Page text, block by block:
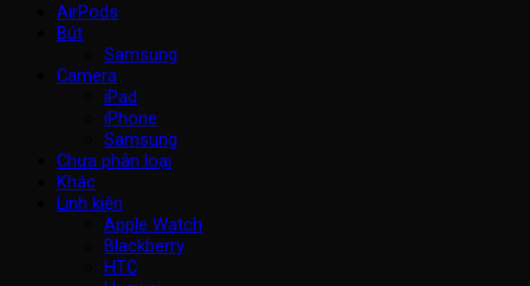
AirPods
Bút
Samsung
Camera
iPad
iPhone
Samsung
Chưa phân loại
Khác
Linh kiện
Apple Watch
Blackberry
HTC